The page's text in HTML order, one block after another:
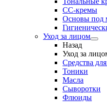
CC-кремы
Основы под
Уход за лицом
Назад
Уход за
Средства
Тоники
Масла
Сыворотки
Флюиды